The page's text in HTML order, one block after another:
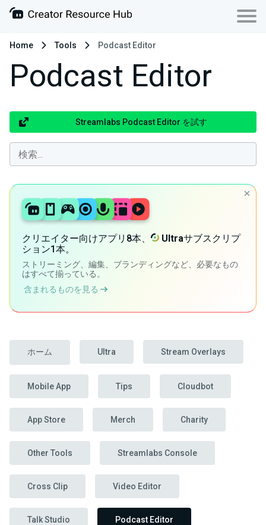
Home Tools Podcast Editor
Podcast Editor
Streamlabs Podcast Editor を試す
クリエイター向けアプリ8本、 Ultraサブスクリプ
ション1本。
ストリーミング、編集、ブランディングなど、必要なもの
はすべて揃っている。
含まれるものを見る
ホーム Ultra Stream Overlays
Mobile App Tips Cloudbot
App Store Merch Charity
Other Tools Streamlabs Console
Cross Clip Video Editor
Talk Studio Podcast Editor